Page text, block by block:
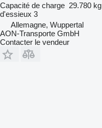
Capacité de charge 29.780 kg
d'essieux 3
Allemagne, Wuppertal
AON-Transporte GmbH
Contacter le vendeur